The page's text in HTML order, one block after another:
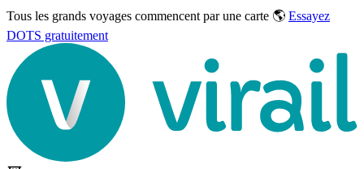
Tous les grands voyages commencent par une carte 🌎 Essayez
DOTS gratuitement